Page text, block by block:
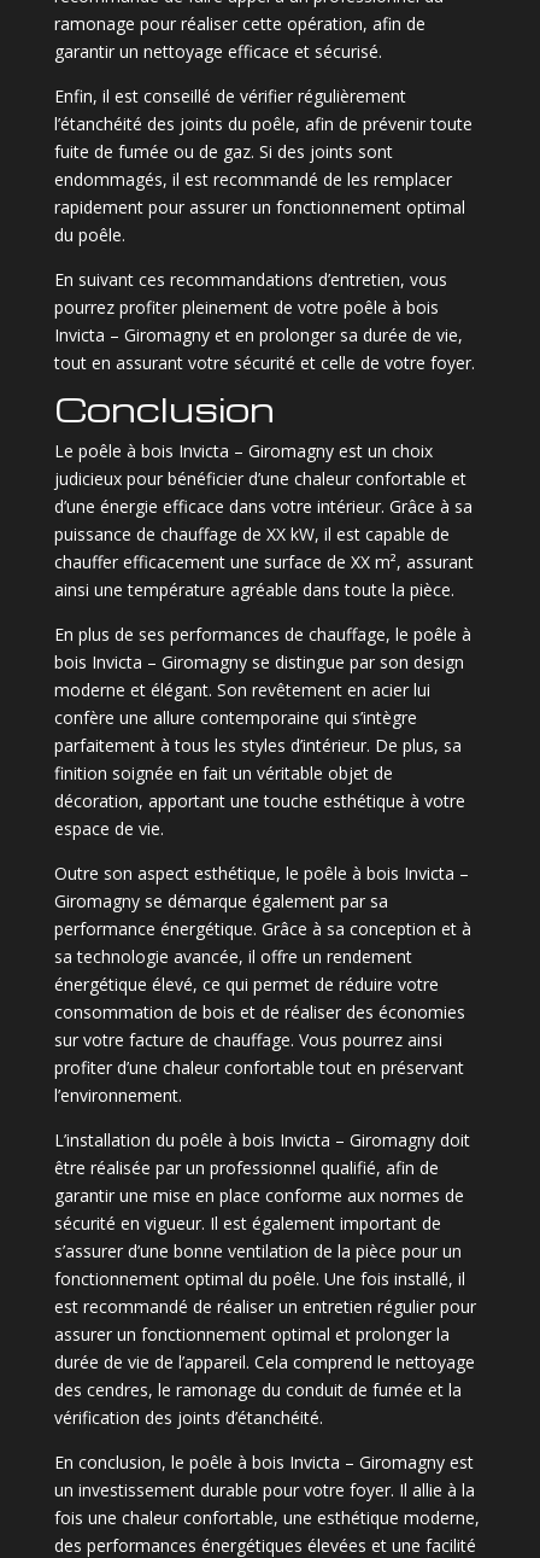
ramonage pour réaliser cette opération, afin de
garantir un nettoyage efficace et sécurisé.
Enfin, il est conseillé de vérifier régulièrement
l’étanchéité des joints du poêle, afin de prévenir toute
fuite de fumée ou de gaz. Si des joints sont
endommagés, il est recommandé de les remplacer
rapidement pour assurer un fonctionnement optimal
du poêle.
En suivant ces recommandations d’entretien, vous
pourrez profiter pleinement de votre poêle à bois
Invicta – Giromagny et en prolonger sa durée de vie,
tout en assurant votre sécurité et celle de votre foyer.
Conclusion
Le poêle à bois Invicta – Giromagny est un choix
judicieux pour bénéficier d’une chaleur confortable et
d’une énergie efficace dans votre intérieur. Grâce à sa
puissance de chauffage de XX kW, il est capable de
chauffer efficacement une surface de XX m², assurant
ainsi une température agréable dans toute la pièce.
En plus de ses performances de chauffage, le poêle à
bois Invicta – Giromagny se distingue par son design
moderne et élégant. Son revêtement en acier lui
confère une allure contemporaine qui s’intègre
parfaitement à tous les styles d’intérieur. De plus, sa
finition soignée en fait un véritable objet de
décoration, apportant une touche esthétique à votre
espace de vie.
Outre son aspect esthétique, le poêle à bois Invicta –
Giromagny se démarque également par sa
performance énergétique. Grâce à sa conception et à
sa technologie avancée, il offre un rendement
énergétique élevé, ce qui permet de réduire votre
consommation de bois et de réaliser des économies
sur votre facture de chauffage. Vous pourrez ainsi
profiter d’une chaleur confortable tout en préservant
l’environnement.
L’installation du poêle à bois Invicta – Giromagny doit
être réalisée par un professionnel qualifié, afin de
garantir une mise en place conforme aux normes de
sécurité en vigueur. Il est également important de
s’assurer d’une bonne ventilation de la pièce pour un
fonctionnement optimal du poêle. Une fois installé, il
est recommandé de réaliser un entretien régulier pour
assurer un fonctionnement optimal et prolonger la
durée de vie de l’appareil. Cela comprend le nettoyage
des cendres, le ramonage du conduit de fumée et la
vérification des joints d’étanchéité.
En conclusion, le poêle à bois Invicta – Giromagny est
un investissement durable pour votre foyer. Il allie à la
fois une chaleur confortable, une esthétique moderne,
des performances énergétiques élevées et une facilité